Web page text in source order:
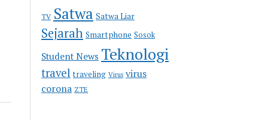
TV Satwa Satwa Liar
Sejarah Smartphone Sosok
Student News Teknologi
travel traveling Virus virus
corona ZTE